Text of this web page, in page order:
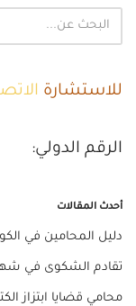
للاستشارة
الرقم الدولي:
أحدث المقالات
دليل المحامين في
تقادم الشكوى في
محامي قضايا ابتزاز